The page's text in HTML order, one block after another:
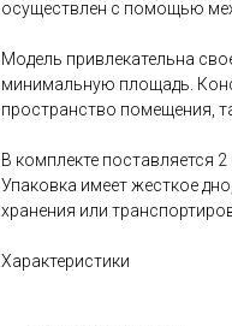
осуществлен с помощью
Модель привлекательна
минимальную площадь.
пространство помещения,
В комплекте поставляется
Упаковка имеет жесткое
хранения или
Характеристики